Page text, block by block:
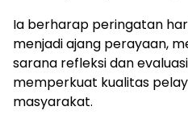
Ia berharap peringatan
menjadi ajang perayaan,
sarana refleksi dan
memperkuat kualitas
masyarakat.